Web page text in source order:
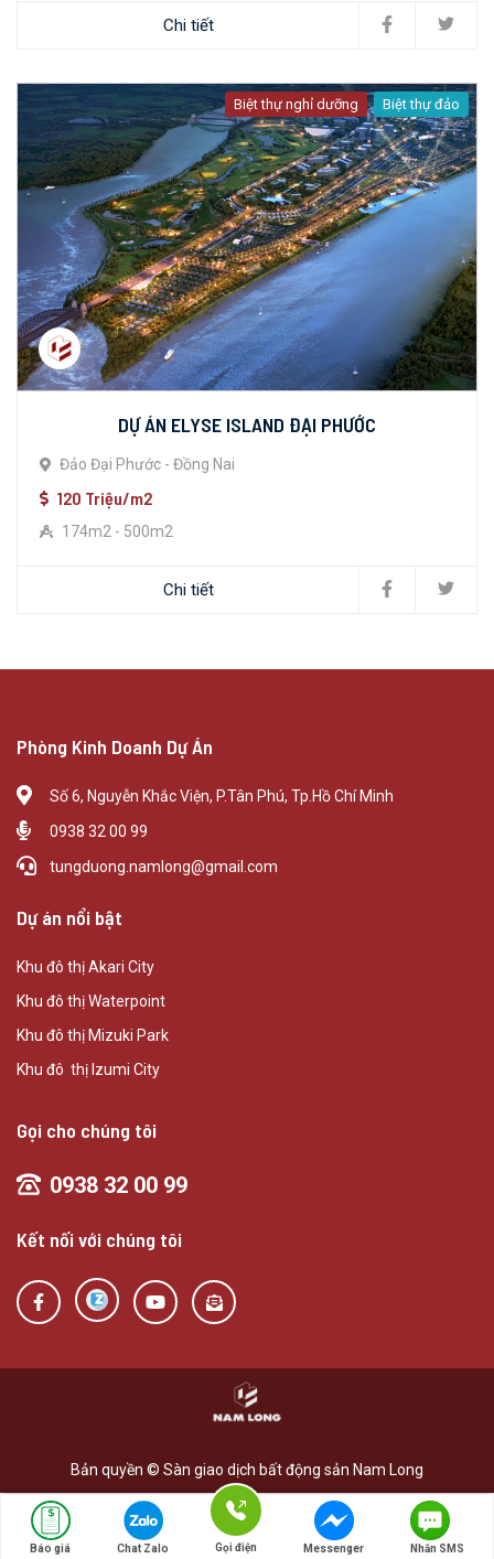
Chi tiết
Biệt thự nghỉ dưỡng Biệt thự đảo
DỰ ÁN ELYSE ISLAND ĐẠI PHƯỚC
Đảo Đại Phước - Đồng Nai
120 Triệu/m2
174m2 - 500m2
Chi tiết
Phòng Kinh Doanh Dự Án
Số 6, Nguyễn Khắc Viện, P.Tân Phú, Tp.Hồ Chí Minh
0938 32 00 99
tungduong.namlong@gmail.com
Dự án nổi bật
Khu đô thị Akari City
Khu đô thị Waterpoint
Khu đô thị Mizuki Park
Khu đô thị Izumi City
Gọi cho chúng tôi
0938 32 00 99
Kết nối với chúng tôi
Bản quyền © Sàn giao dịch bất động sản Nam Long
Báo giá Chat Zalo Gọi điện Messenger Nhắn SMS